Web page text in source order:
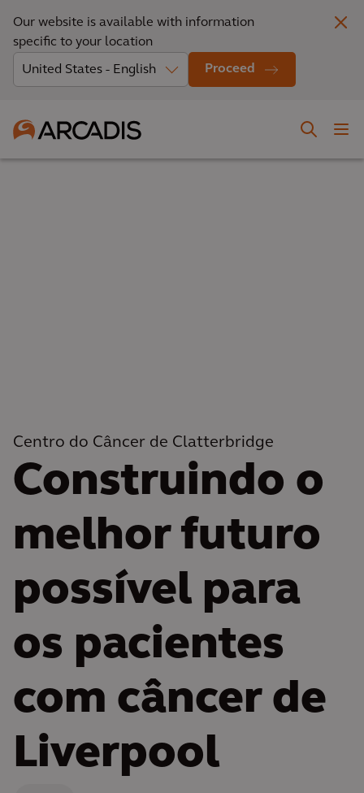
Our website is available with information
specific to your location
Proceed
Centro do Câncer de Clatterbridge
Construindo o
melhor futuro
possível para
os pacientes
com câncer de
Liverpool